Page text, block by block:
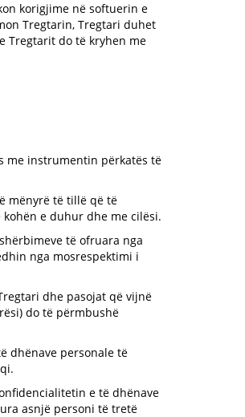
korigjime në softuerin e
Tregtarin, Tregtari duhet
Tregtarit do të kryhen me
me instrumentin përkatës të
mënyrë të tillë që të
e duhur dhe me cilësi.
të ofruara nga
nga mosrespektimi i
dhe pasojat që vijnë
do të përmbushë
dhënave personale të
e të dhënave
asnjë personi të tretë